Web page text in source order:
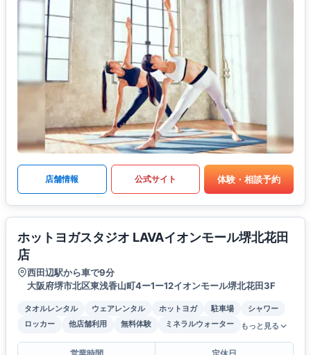
店舗情報 公式サイト 体験・相談予約
ホットヨガスタジオ LAVAイオンモール堺北花田
店
西田辺駅から車で9分
大阪府堺市北区東浅香山町4ー1ー12イオンモール堺北花田3F
タオルレンタル ウェアレンタル ホットヨガ 駐車場
シャワー
ロッカー
他店舗利用 無料体験 ミネラルウォーター もっと見る